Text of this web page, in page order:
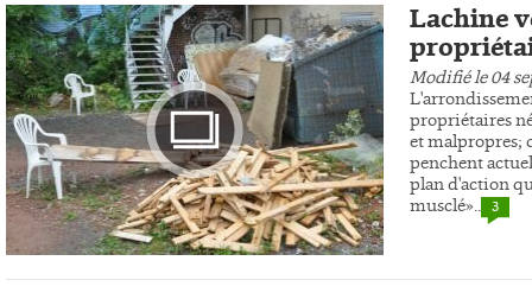
Lachine
Modifié le 04
propriétaires
et malpropres;
penchent
plan d'action
musclé».. 3
Photo